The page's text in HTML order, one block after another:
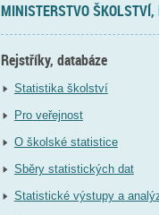
MINISTERSTVO
Rejstříky, databáze
Statistika školství
Pro veřejnost
O školské statistice
Sběry statistických dat
Statistické výstupy a